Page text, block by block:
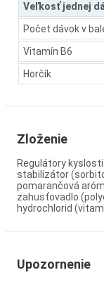
Veľkosť jednej
Počet dávok v
Vitamín B6
Horčík
Zloženie
Regulátory
stabilizátor
pomarančová
zahusťovadlo
hydrochlorid
Upozornenie